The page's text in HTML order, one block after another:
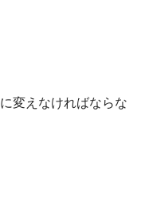
変えなければならな